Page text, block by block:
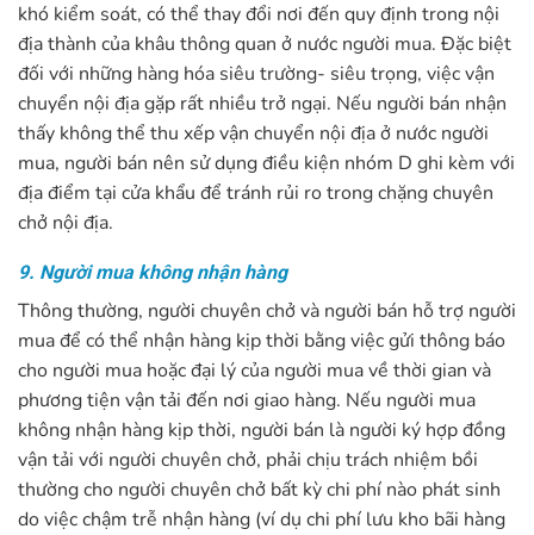
khó kiểm soát, có thể thay đổi nơi đến quy định trong nội
địa thành của khâu thông quan ở nước người mua. Đặc biệt
đối với những hàng hóa siêu trường- siêu trọng, việc vận
chuyển nội địa gặp rất nhiều trở ngại. Nếu người bán nhận
thấy không thể thu xếp vận chuyển nội địa ở nước người
mua, người bán nên sử dụng điều kiện nhóm D ghi kèm với
địa điểm tại cửa khẩu để tránh rủi ro trong chặng chuyên
chở nội địa.
9. Người mua không nhận hàng
Thông thường, người chuyên chở và người bán hỗ trợ người
mua để có thể nhận hàng kịp thời bằng việc gửi thông báo
cho người mua hoặc đại lý của người mua về thời gian và
phương tiện vận tải đến nơi giao hàng. Nếu người mua
không nhận hàng kịp thời, người bán là người ký hợp đồng
vận tải với người chuyên chở, phải chịu trách nhiệm bồi
thường cho người chuyên chở bất kỳ chi phí nào phát sinh
do việc chậm trễ nhận hàng (ví dụ chi phí lưu kho bãi hàng